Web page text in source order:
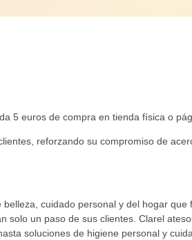
5 euros de compra en tienda física o
reforzando su compromiso de
cuidado personal y del hogar
solo un paso de sus clientes. Clarel
soluciones de higiene personal y